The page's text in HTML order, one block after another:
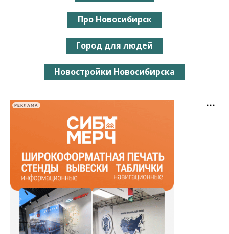
Про Новосибирск
Город для людей
Новостройки Новосибирска
РЕКЛАМА